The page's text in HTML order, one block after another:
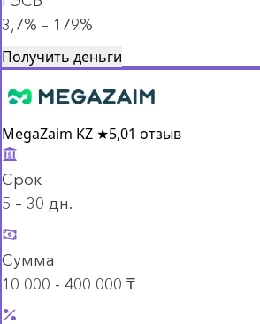
3,7% – 179%
Получить деньги
MegaZaim KZ ★5,01 отзыв
Срок
5 – 30 дн.
Сумма
10 000 - 400 000 ₸